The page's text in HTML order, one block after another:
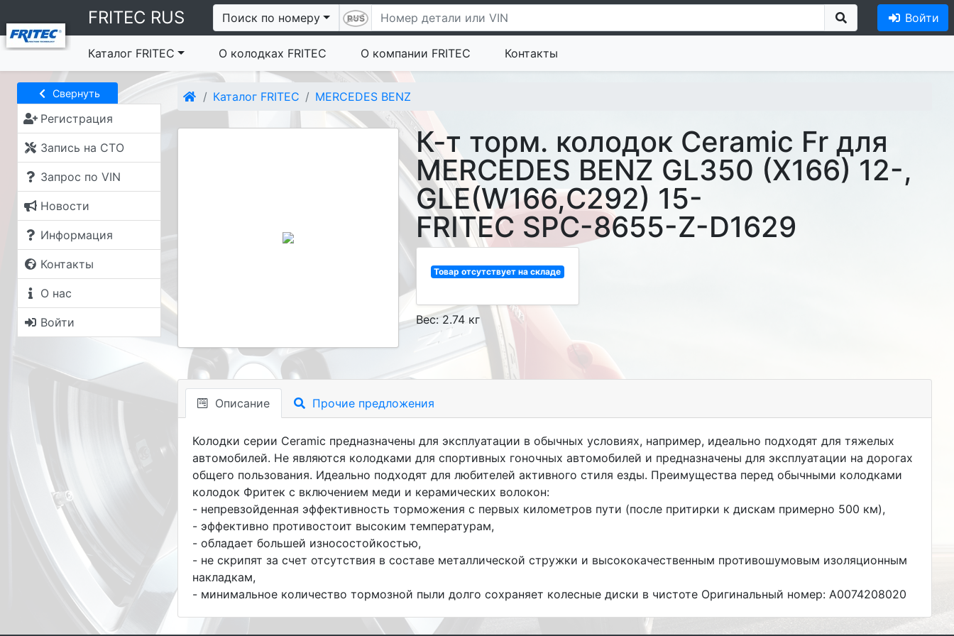
FRITEC RUS Поиск по номеру Войти
Каталог FRITEC О колодках FRITEC О компании FRITEC Контакты
Свернуть
Регистрация
Запись на СТО
Запрос по VIN
Новости
Информация
Контакты
О нас
Войти
Каталог FRITEC MERCEDES BENZ
К-т торм. колодок Ceramic Fr для
MERCEDES BENZ GL350 (X166) 12-,
GLE(W166,C292) 15-
FRITEC SPC-8655-Z-D1629
Товар отсутствует на складе
Вес: 2.74 кг
Описание Прочие предложения
Колодки серии Ceramic предназначены для эксплуатации в обычных условиях, например, идеально подходят для тяжелых
автомобилей. Не являются колодками для спортивных гоночных автомобилей и предназначены для эксплуатации на дорогах
общего пользования. Идеально подходят для любителей активного стиля езды. Преимущества перед обычными колодками
колодок Фритек с включением меди и керамических волокон:
- непревзойденная эффективность торможения с первых километров пути (после притирки к дискам примерно 500 км),
- эффективно противостоит высоким температурам,
- обладает большей износостойкостью,
- не скрипят за счет отсутствия в составе металлической стружки и высококачественным противошумовым изоляционным
накладкам,
- минимальное количество тормозной пыли долго сохраняет колесные диски в чистоте Оригинальный номер: A0074208020